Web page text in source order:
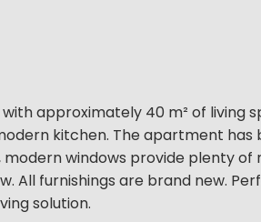
approximately 40 m² of living
kitchen. The apartment has
windows provide plenty of
All furnishings are brand new.
solution.